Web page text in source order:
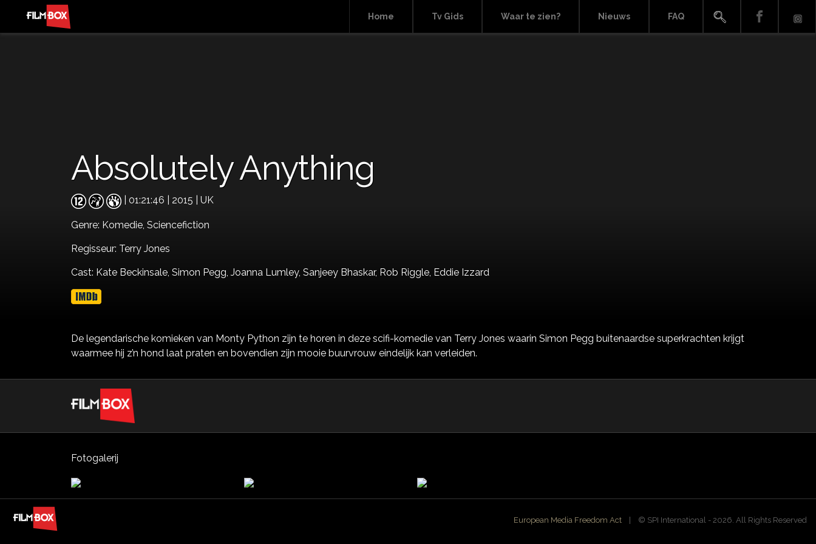
Home Tv Gids Waar te zien? Nieuws FAQ
Absolutely Anything
| 01:21:46 | 2015 | UK
Genre: Komedie, Sciencefiction
Regisseur: Terry Jones
Cast: Kate Beckinsale, Simon Pegg, Joanna Lumley, Sanjeey Bhaskar, Rob Riggle, Eddie Izzard
De legendarische komieken van Monty Python zijn te horen in deze scifi-komedie van Terry Jones waarin Simon Pegg buitenaardse superkrachten krijgt
waarmee hij z’n hond laat praten en bovendien zijn mooie buurvrouw eindelijk kan verleiden.
Fotogalerij
European Media Freedom Act | ©️ SPI International - 2026. All Rights Reserved